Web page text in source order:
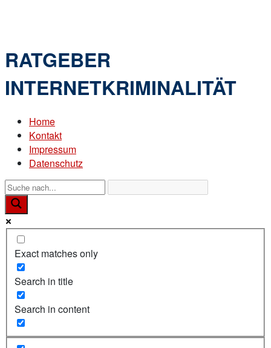
RATGEBER
INTERNETKRIMINALITÄT
Home
Kontakt
Impressum
Datenschutz
Exact matches only
Search in title
Search in content